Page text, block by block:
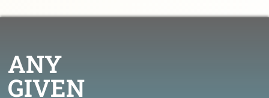
ANY
GIVEN